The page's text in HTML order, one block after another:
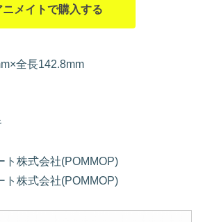
ニメイトで購入する
全長142.8mm
ト株式会社(POMMOP)
ト株式会社(POMMOP)